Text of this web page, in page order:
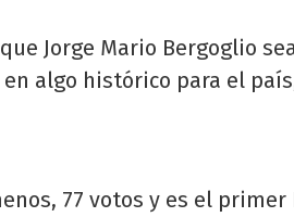
Jorge Mario Bergoglio
algo histórico para el
77 votos y es el primer